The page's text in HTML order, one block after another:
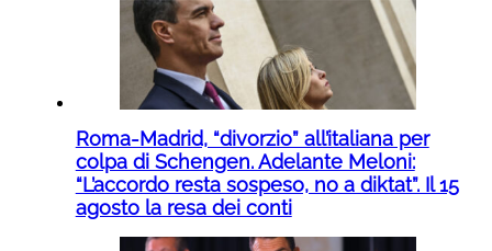
Roma-Madrid, “divorzio” all’italiana per
colpa di Schengen. Adelante Meloni:
“L’accordo resta sospeso, no a diktat”. Il 15
agosto la resa dei conti